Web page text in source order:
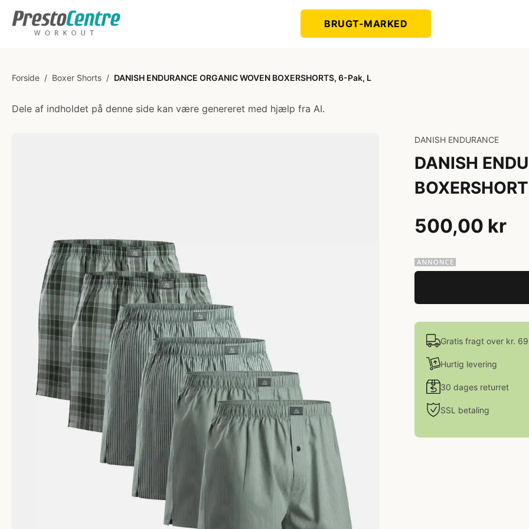
BRUGT-MARKED
Forside / Boxer Shorts / DANISH ENDURANCE ORGANIC WOVEN BOXERSHORTS, 6-Pak, L
Dele af indholdet på denne side kan være genereret med hjælp fra AI.
DANISH ENDURANCE
DANISH
500,00 kr
Gratis fragt over kr.
Hurtig levering
30 dages returret
SSL betaling